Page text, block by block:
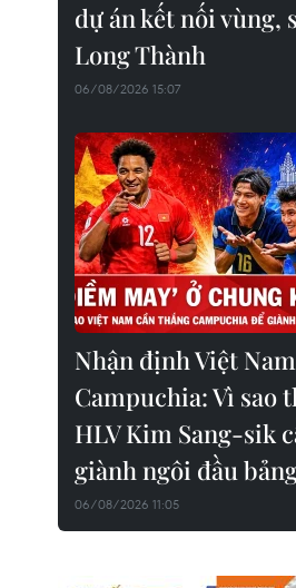
dự án kết nối vùng,
Long Thành
06/08/2026 15:07
Nhận định Việt
Campuchia: Vì sao
HLV Kim Sang-sik
giành ngôi đầu
06/08/2026 11:05